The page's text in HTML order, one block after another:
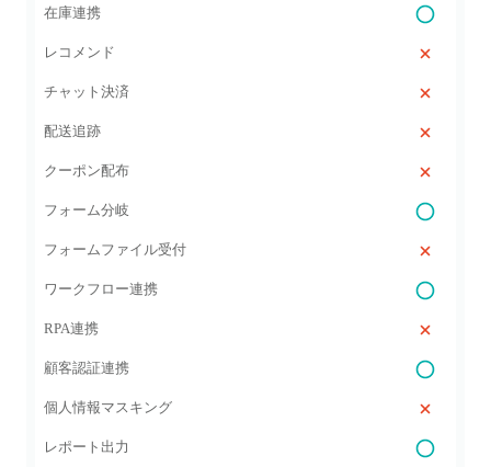
在庫連携
レコメンド
チャット決済
配送追跡
クーポン配布
フォーム分岐
フォームファイル受付
ワークフロー連携
RPA連携
顧客認証連携
個人情報マスキング
レポート出力